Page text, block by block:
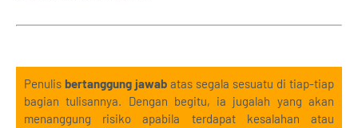
Penulis bertanggung jawab atas segala sesuatu di tiap-tiap
bagian tulisannya. Dengan begitu, ia jugalah yang akan
menanggung risiko apabila terdapat kesalahan atau